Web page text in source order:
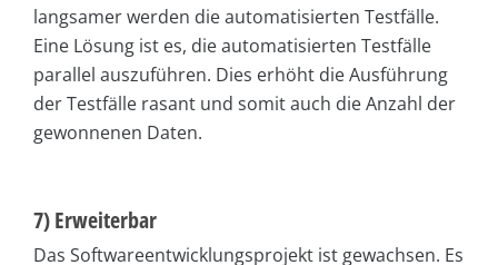
langsamer werden die automatisierten Testfälle.
Eine Lösung ist es, die automatisierten Testfälle
parallel auszuführen. Dies erhöht die Ausführung
der Testfälle rasant und somit auch die Anzahl der
gewonnenen Daten.
7) Erweiterbar
Das Softwareentwicklungsprojekt ist gewachsen. Es